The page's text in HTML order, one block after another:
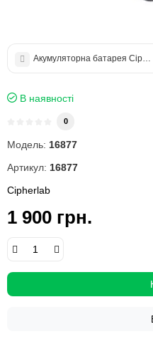
Акумуляторна батарея
В наявності
0
Модель: 16877
Артикул: 16877
Cipherlab
1 900 грн.